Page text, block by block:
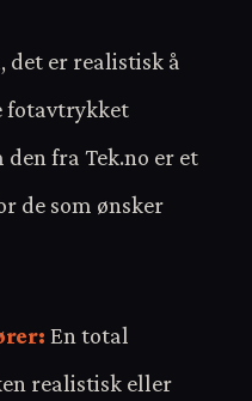
det er realistisk å
fotavtrykket
fra Tek.no er et
de som ønsker
En total
realistisk eller